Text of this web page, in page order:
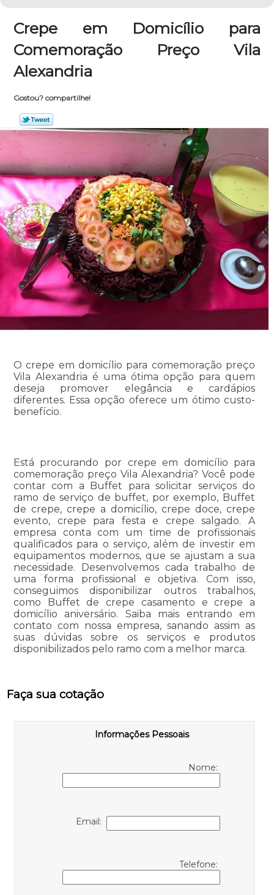
Crepe em Domicílio para
Comemoração Preço Vila
Alexandria
Gostou? compartilhe!
O crepe em domicílio para comemoração preço
Vila Alexandria é uma ótima opção para quem
deseja promover elegância e cardápios
diferentes. Essa opção oferece um ótimo custo-
benefício.
Está procurando por crepe em domicílio para
comemoração preço Vila Alexandria? Você pode
contar com a Buffet para solicitar serviços do
ramo de serviço de buffet, por exemplo, Buffet
de crepe, crepe a domicílio, crepe doce, crepe
evento, crepe para festa e crepe salgado. A
empresa conta com um time de profissionais
qualificados para o serviço, além de investir em
equipamentos modernos, que se ajustam a sua
necessidade. Desenvolvemos cada trabalho de
uma forma profissional e objetiva. Com isso,
conseguimos disponibilizar outros trabalhos,
como Buffet de crepe casamento e crepe a
domicílio aniversário. Saiba mais entrando em
contato com nossa empresa, sanando assim as
suas dúvidas sobre os serviços e produtos
disponibilizados pelo ramo com a melhor marca.
Faça sua cotação
Informações Pessoais
Nome:
Email:
Telefone: